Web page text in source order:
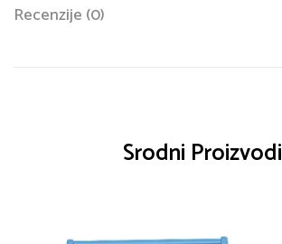
Recenzije (0)
Srodni Proizvodi